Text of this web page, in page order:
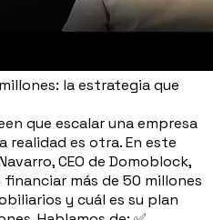
la estrategia que
que escalar una empresa
realidad es otra. En este
CEO de Domoblock,
más de 50 millones
y cuál es su plan